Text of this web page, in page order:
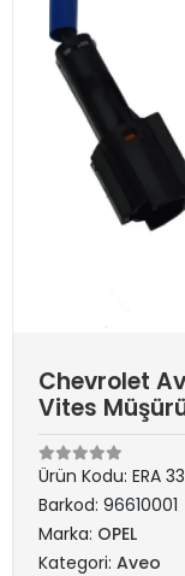
Chevrolet
Vites
Ürün Kodu: ERA
Barkod: 96610001
Marka: OPEL
Kategori: Aveo